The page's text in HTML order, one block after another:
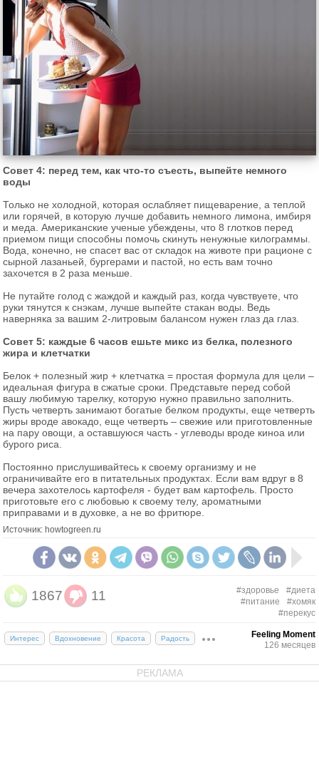
Совет 4: перед тем, как что-то съесть, выпейте немного
воды
Только не холодной, которая ослабляет пищеварение, а теплой
или горячей, в которую лучше добавить немного лимона, имбиря
и меда. Американские ученые убеждены, что 8 глотков перед
приемом пищи способны помочь скинуть ненужные килограммы.
Вода, конечно, не спасет вас от складок на животе при рационе с
сырной лазаньей, бургерами и пастой, но есть вам точно
захочется в 2 раза меньше.
Не путайте голод с жаждой и каждый раз, когда чувствуете, что
руки тянутся к снэкам, лучше выпейте стакан воды. Ведь
наверняка за вашим 2-литровым балансом нужен глаз да глаз.
Совет 5: каждые 6 часов ешьте микс из белка, полезного
жира и клетчатки
Белок + полезный жир + клетчатка = простая формула для цели –
идеальная фигура в сжатые сроки. Представьте перед собой
вашу любимую тарелку, которую нужно правильно заполнить.
Пусть четверть занимают богатые белком продукты, еще четверть
жиры вроде авокадо, еще четверть – свежие или приготовленные
на пару овощи, а оставшуюся часть - углеводы вроде киноа или
бурого риса.
Постоянно прислушивайтесь к своему организму и не
ограничивайте его в питательных продуктах. Если вам вдруг в 8
вечера захотелось картофеля - будет вам картофель. Просто
приготовьте его с любовью к своему телу, ароматными
приправами и в духовке, а не во фритюре.
Источник: howtogreen.ru
1867 11 #здоровье
#диета
#питание
#хомяк
#перекус
Интерес Вдохновение Красота Радость
Feeling Moment
126 месяцев
РЕКЛАМА